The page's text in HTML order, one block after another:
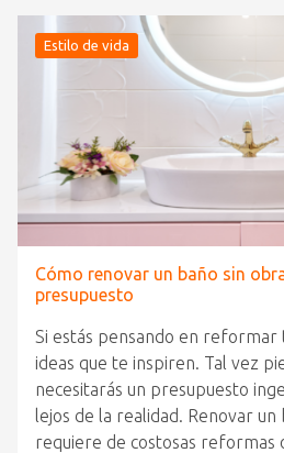
Estilo de vida
Cómo renovar un baño sin
presupuesto
Si estás pensando en reformar
ideas que te inspiren. Tal vez
necesitarás un presupuesto
lejos de la realidad. Renovar
requiere de costosas reformas